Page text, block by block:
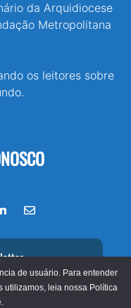
da Arquidiocese
Metropolitana
os leitores sobre
de usuário. Para entender
utilizamos, leia nossa Política